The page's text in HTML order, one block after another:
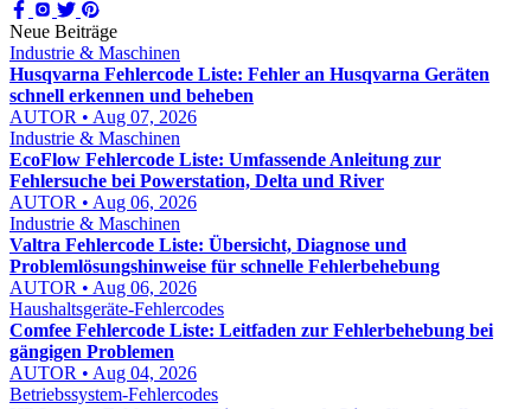
Neue Beiträge
Industrie & Maschinen
Husqvarna Fehlercode Liste: Fehler an Husqvarna Geräten
schnell erkennen und beheben
AUTOR • Aug 07, 2026
Industrie & Maschinen
EcoFlow Fehlercode Liste: Umfassende Anleitung zur
Fehlersuche bei Powerstation, Delta und River
AUTOR • Aug 06, 2026
Industrie & Maschinen
Valtra Fehlercode Liste: Übersicht, Diagnose und
Problemlösungshinweise für schnelle Fehlerbehebung
AUTOR • Aug 06, 2026
Haushaltsgeräte-Fehlercodes
Comfee Fehlercode Liste: Leitfaden zur Fehlerbehebung bei
gängigen Problemen
AUTOR • Aug 04, 2026
Betriebssystem-Fehlercodes